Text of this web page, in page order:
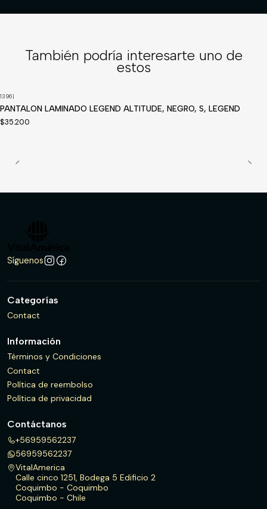
También podría interesarte uno de
estos
1396|
PANTALON LAMINADO LEGEND ALTITUDE, NEGRO, S, LEGEND
$35.200
Síguenos
Categorías
Contact
Información
Términos y Condiciones
Contact
Política de reembolso
Política de privacidad
Contáctanos
+56959562237
56959562237
VitalAmerica
Calle cinco 1251, Bodega 5 Edificio 2
Coquimbo - Coquimbo
Coquimbo - Chile